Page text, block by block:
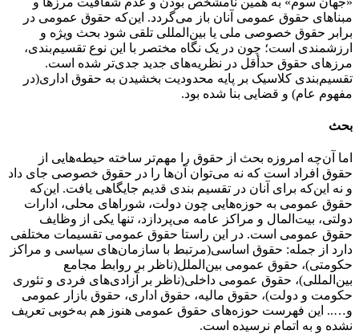
مبناهای حقوق عمومی آنان باز می‌گردد. این‌که حقوق عمومی در
برابر حقوق خصوصی ملی یا بین‌المللی تلقی شود بحث ویژه و
ارزشمندی است؛ چون در یک نگاه مختصر با این نوع تقسیم‌بندی،
مرزهای حقوق حدأقل در نظریه‌های جدید جدی‌تر شده است.
تقسیم‌بندی کلاسیک بر پایه محدودیت بخشیدن به حقوق اداری(در
مفهوم عام) و قضایی بنا شده بود.
بحث
اما آن‌چه امروزه بحث از حقوق را مهم‌تر ‌ساخته حیطه‌هایی از
حقوق افراد است که نه می‌توان آن‌ها را در حقوق خصوصی جای داد
و نه این‌که برای آنان در تقسیم بندی قدیم جایگاهی یافت. این‌که
حقوق عمومی به حوزه‌هایی چون دولت، شوراهای محلی، ادارات
دولتی، بیت‌المال و مراکز عامه می‌پردازد، تنها یکی از وظایف
حقوق عمومی است. در این راستا حقوق عمومی تقسیمات مختلفی
دارد از جمله: حقوق اساسی(مرتبط با سازمان‌های سیاسی و مراکز
حکومتی)، حقوق عمومی بین‌الملل(ناظر بر روابط مجامع
بین‌المللی)، حقوق عمومی داخلی(ناظر بر آزادی‌های فردی و تئوری
حکومت و دولت)، حقوق مالیه، حقوق اداری، حقوق بازار عمومی
و….. این فهرست حوزه‌های حقوق عمومی هنوز هم به‌خوبی تعریف
نشده و به اتمام نرسیده است.